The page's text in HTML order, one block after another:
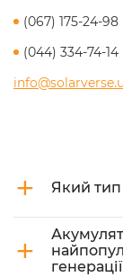
(067) 175-24-98
(044) 334-74-14
+ Який тип
+